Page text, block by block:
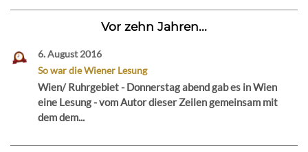
Vor zehn Jahren...
6. August 2016
So war die Wiener Lesung
Wien/ Ruhrgebiet - Donnerstag abend gab es in Wien
eine Lesung - vom Autor dieser Zeilen gemeinsam mit
dem dem...